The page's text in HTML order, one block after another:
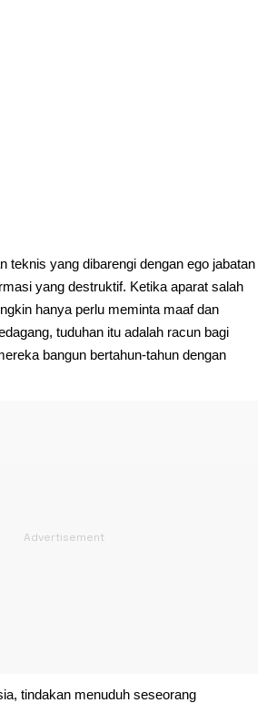
teknis yang dibarengi dengan ego jabatan
yang destruktif. Ketika aparat salah
hanya perlu meminta maaf dan
tuduhan itu adalah racun bagi
bangun bertahun-tahun dengan
tindakan menuduh seseorang